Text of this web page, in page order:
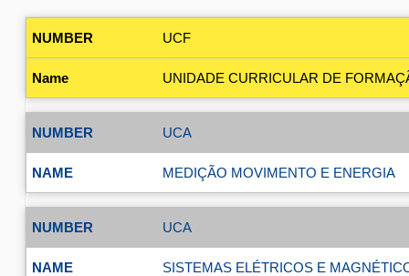
UCF
UNIDADE CURRICULAR DE
UCA
MEDIÇÃO MOVIMENTO E ENERGIA
UCA
SISTEMAS ELÉTRICOS E